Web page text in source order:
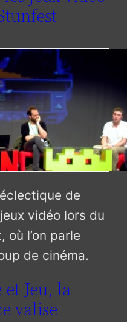
de
vidéo lors du
l’on parle
de cinéma.
Jeu, la
valise